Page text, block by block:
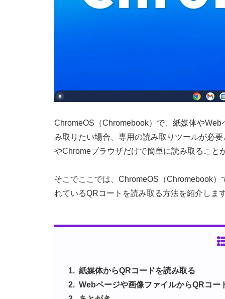
ChromeOS（Chromebook）で、紙媒体や
み取りたい場合、専用の読み取りツールが必
やChromeブラウザだけで簡単に読み取ること
そこでここでは、ChromeOS（Chromebook
れているQRコートを読み取る方法を紹介します
紙媒体からQRコードを読み取る
Webページや画像ファイルからQRコー